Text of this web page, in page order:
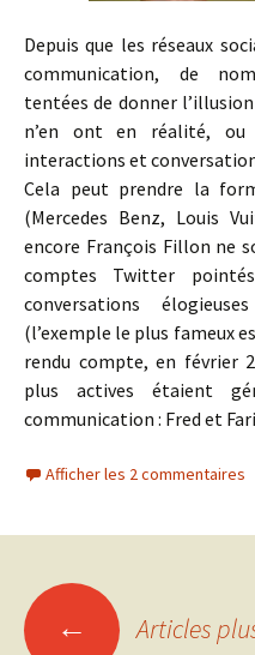
Depuis que les réseaux
communication, de
tentées de donner l’illusion
n’en ont en réalité, ou
interactions et
Cela peut prendre la
(Mercedes Benz, Louis
encore François Fillon ne
comptes Twitter
conversations
(l’exemple le plus fameux
rendu compte, en février
plus actives étaient
communication : Fred et
Afficher les 2 commentaires
← Articles